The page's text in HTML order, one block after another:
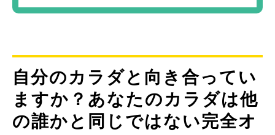
自分のカラダと向き合ってい
ますか？あなたのカラダは他
の誰かと同じではない完全オ